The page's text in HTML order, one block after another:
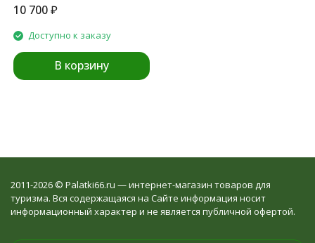
10 700₽
Доступно к заказу
В корзину
2011-2026 © Palatki66.ru — интернет-магазин товаров для
туризма. Вся содержащаяся на Сайте информация носит
информационный характер и не является публичной офертой.